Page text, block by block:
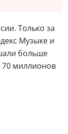
Только за
Музыке и
больше
70 миллионов